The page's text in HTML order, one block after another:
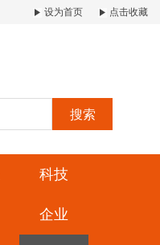
设为首页 点击收藏
搜索
科技
企业